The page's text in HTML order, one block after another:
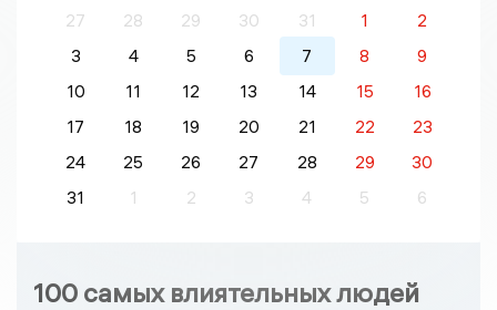
27
28 29 30 31 1
2
3
4 5 6 7 8
9
10
11 12 13 14 15
16
17
18 19 20 21 22
23
24
25 26 27 28 29
30
31
1 2 3 4 5 6
100 самых влиятельных людей